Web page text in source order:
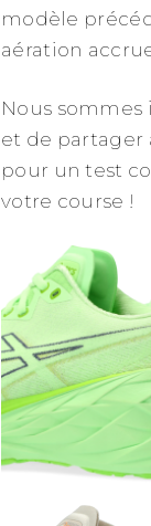
modèle
aération
Nous sommes
et de partager
pour un test
votre course !